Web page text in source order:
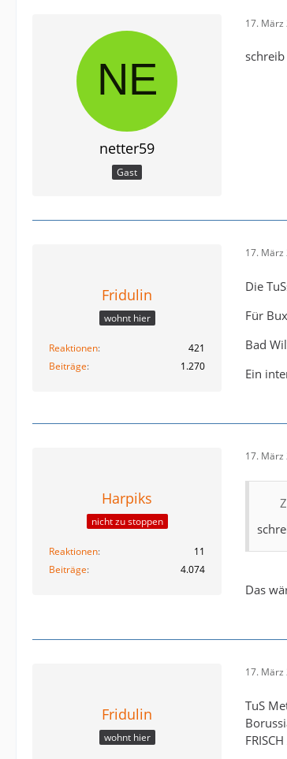
netter59
Gast
17. März
Fridulin
wohnt hier
Reaktionen
421
Beiträge
1.270
17. März
Die
Für
Bad
Ein
Harpiks
nicht zu stoppen
Reaktionen
11
Beiträge
4.074
17. März
Das
Fridulin
wohnt hier
17. März
TuS